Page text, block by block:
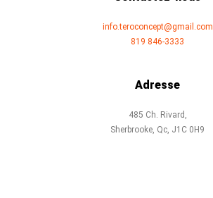
info.teroconcept@gmail.com
819 846-3333
Adresse
485 Ch. Rivard,
Sherbrooke, Qc, J1C 0H9